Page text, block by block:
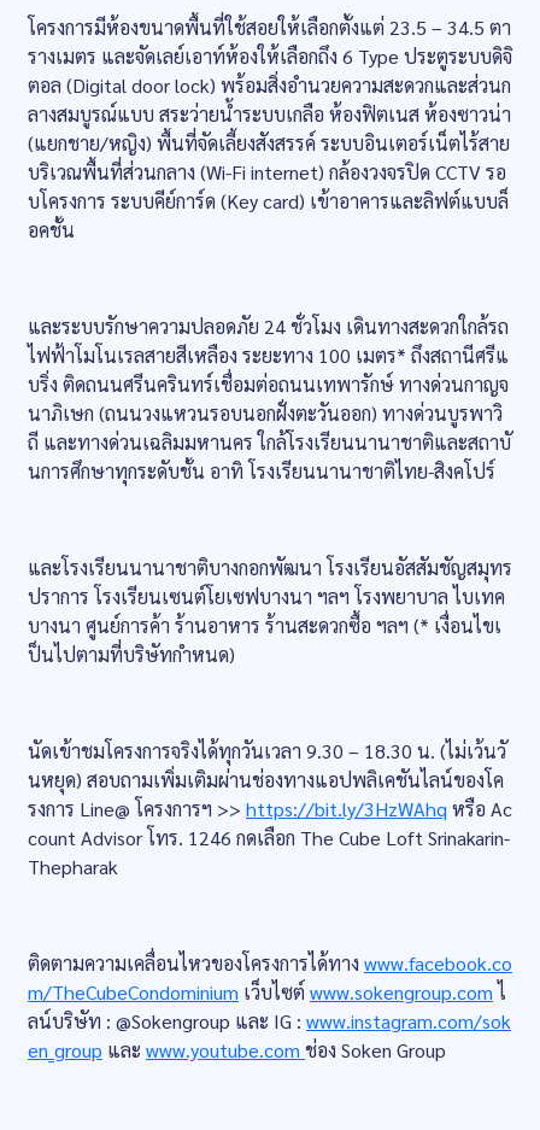
โครงการมีห้องขนาดพื้นที่ใช้สอยให้เลือกตั้งแต่ 23.5 – 34.5 ตา
รางเมตร และจัดเลย์เอาท์ห้องให้เลือกถึง 6 Type ประตูระบบดิจิ
ตอล (Digital door lock) พร้อมสิ่งอำนวยความสะดวกและส่วนก
ลางสมบูรณ์แบบ สระว่ายน้ำระบบเกลือ ห้องฟิตเนส ห้องซาวน่า
(แยกชาย/หญิง) พื้นที่จัดเลี้ยงสังสรรค์ ระบบอินเตอร์เน็ตไร้สาย
บริเวณพื้นที่ส่วนกลาง (Wi-Fi internet) กล้องวงจรปิด CCTV รอ
บโครงการ ระบบคีย์การ์ด (Key card) เข้าอาคารและลิฟต์แบบล็
อคชั้น
และระบบรักษาความปลอดภัย 24 ชั่วโมง เดินทางสะดวกใกล้รถ
ไฟฟ้าโมโนเรลสายสีเหลือง ระยะทาง 100 เมตร* ถึงสถานีศรีแ
บริ่ง ติดถนนศรีนครินทร์เชื่อมต่อถนนเทพารักษ์ ทางด่วนกาญจ
นาภิเษก (ถนนวงแหวนรอบนอกฝั่งตะวันออก) ทางด่วนบูรพาวิ
ถี และทางด่วนเฉลิมมหานคร ใกล้โรงเรียนนานาชาติและสถาบั
นการศึกษาทุกระดับชั้น อาทิ โรงเรียนนานาชาติไทย-สิงคโปร์
และโรงเรียนนานาชาติบางกอกพัฒนา โรงเรียนอัสสัมชัญสมุทร
ปราการ โรงเรียนเซนต์โยเซฟบางนา ฯลฯ โรงพยาบาล ไบเทค
บางนา ศูนย์การค้า ร้านอาหาร ร้านสะดวกซื้อ ฯลฯ (* เงื่อนไขเ
ป็นไปตามที่บริษัทกำหนด)
นัดเข้าชมโครงการจริงได้ทุกวันเวลา 9.30 – 18.30 น. (ไม่เว้นวั
นหยุด) สอบถามเพิ่มเติมผ่านช่องทางแอปพลิเคชันไลน์ของโค
รงการ Line@ โครงการฯ >> https://bit.ly/3HzWAhq หรือ Ac
count Advisor โทร. 1246 กดเลือก The Cube Loft Srinakarin-
Thepharak
ติดตามความเคลื่อนไหวของโครงการได้ทาง www.facebook.co
m/TheCubeCondominium เว็บไซต์ www.sokengroup.comไ
ลน์บริษัท : @Sokengroup และ IG : www.instagram.com/sok
en_group และ www.youtube.com ช่อง Soken Group